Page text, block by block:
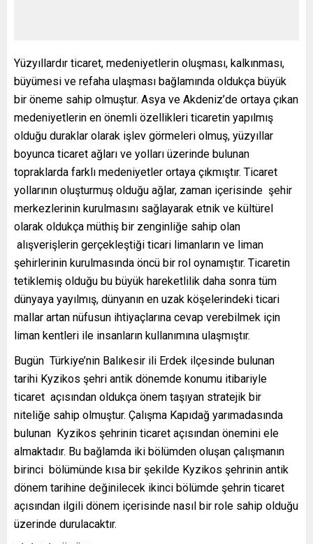
Yüzyıllardır ticaret, medeniyetlerin oluşması, kalkınması,
büyümesi ve refaha ulaşması bağlamında oldukça büyük
bir öneme sahip olmuştur. Asya ve Akdeniz’de ortaya çıkan
medeniyetlerin en önemli özellikleri ticaretin yapılmış
olduğu duraklar olarak işlev görmeleri olmuş, yüzyıllar
boyunca ticaret ağları ve yolları üzerinde bulunan
topraklarda farklı medeniyetler ortaya çıkmıştır. Ticaret
yollarının oluşturmuş olduğu ağlar, zaman içerisinde şehir
merkezlerinin kurulmasını sağlayarak etnik ve kültürel
olarak oldukça müthiş bir zenginliğe sahip olan
alışverişlerin gerçekleştiği ticari limanların ve liman
şehirlerinin kurulmasında öncü bir rol oynamıştır. Ticaretin
tetiklemiş olduğu bu büyük hareketlilik daha sonra tüm
dünyaya yayılmış, dünyanın en uzak köşelerindeki ticari
mallar artan nüfusun ihtiyaçlarına cevap verebilmek için
liman kentleri ile insanların kullanımına ulaşmıştır.
Bugün Türkiye’nin Balıkesir ili Erdek ilçesinde bulunan
tarihi Kyzikos şehri antik dönemde konumu itibariyle
ticaret açısından oldukça önem taşıyan stratejik bir
niteliğe sahip olmuştur. Çalışma Kapıdağ yarımadasında
bulunan Kyzikos şehrinin ticaret açısından önemini ele
almaktadır. Bu bağlamda iki bölümden oluşan çalışmanın
birinci bölümünde kısa bir şekilde Kyzikos şehrinin antik
dönem tarihine değinilecek ikinci bölümde şehrin ticaret
açısından ilgili dönem içerisinde nasıl bir role sahip olduğu
üzerinde durulacaktır.